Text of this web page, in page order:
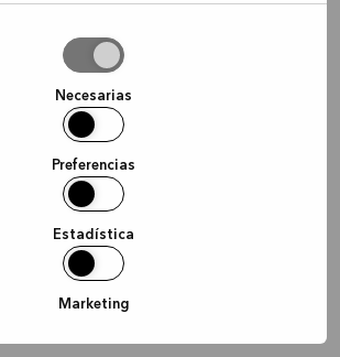
Necesarias
Preferencias
Estadística
Marketing